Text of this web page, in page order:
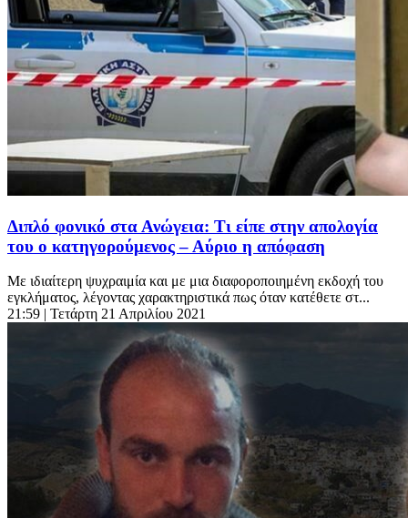
Διπλό φονικό στα Ανώγεια: Τι είπε στην απολογία
του ο κατηγορούμενος – Αύριο η απόφαση
Με ιδιαίτερη ψυχραιμία και με μια διαφοροποιημένη εκδοχή του
εγκλήματος, λέγοντας χαρακτηριστικά πως όταν κατέθετε στ...
21:59 | Τετάρτη 21 Απριλίου 2021